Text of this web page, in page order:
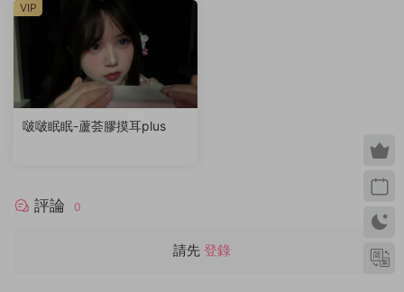
啵啵眠眠-蘆荟膠摸耳plus
VIP
評論 0
請先 登錄